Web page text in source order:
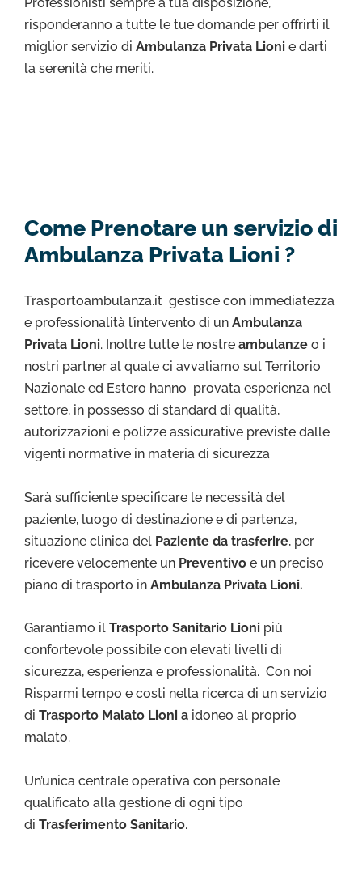
risponderanno a tutte le tue domande per offrirti il
miglior servizio di Ambulanza Privata Lioni e darti
la serenità che meriti.
Come Prenotare un servizio di
Ambulanza Privata Lioni ?
Trasportoambulanza.it gestisce con immediatezza
e professionalità l’intervento di un Ambulanza
Privata Lioni. Inoltre tutte le nostre ambulanze o i
nostri partner al quale ci avvaliamo sul Territorio
Nazionale ed Estero hanno provata esperienza nel
settore, in possesso di standard di qualità,
autorizzazioni e polizze assicurative previste dalle
vigenti normative in materia di sicurezza
Sarà sufficiente specificare le necessità del
paziente, luogo di destinazione e di partenza,
situazione clinica del Paziente da trasferire, per
ricevere velocemente un Preventivo e un preciso
piano di trasporto in Ambulanza Privata Lioni.
Garantiamo il Trasporto Sanitario Lioni più
confortevole possibile con elevati livelli di
sicurezza, esperienza e professionalità. Con noi
Risparmi tempo e costi nella ricerca di un servizio
di Trasporto Malato Lioni a idoneo al proprio
malato.
Un’unica centrale operativa con personale
qualificato alla gestione di ogni tipo
di Trasferimento Sanitario.